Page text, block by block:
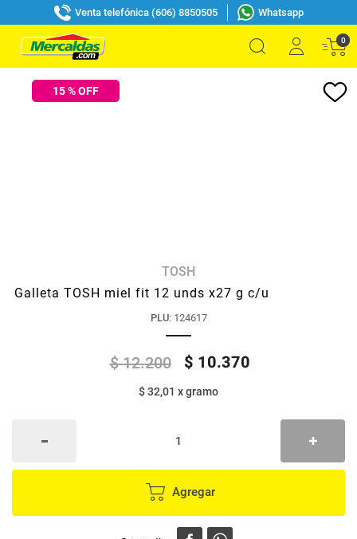
Venta telefónica (606) 8850505 Whatsapp
0
15% OFF
TOSH
Galleta TOSH miel fit 12 unds x27 g c/u
PLU: 124617
$ 12.200 $ 10.370
$ 32,01 xgramo
Agregar